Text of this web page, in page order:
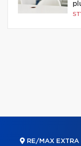
RE/MAX EXTRA